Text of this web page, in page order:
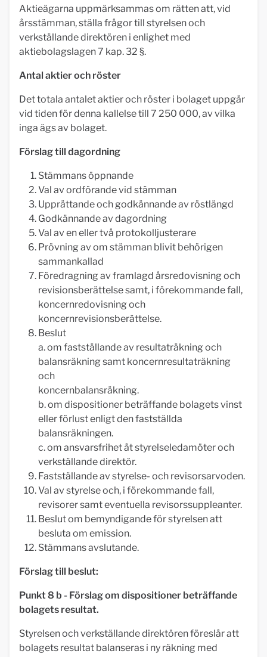
Aktieägarna uppmärksammas om rätten att, vid
årsstämman, ställa frågor till styrelsen och
verkställande direktören i enlighet med
aktiebolagslagen 7 kap. 32 §.
Antal aktier och röster
Det totala antalet aktier och röster i bolaget uppgår
vid tiden för denna kallelse till 7 250 000, av vilka
inga ägs av bolaget.
Förslag till dagordning
Stämmans öppnande
Val av ordförande vid stämman
Upprättande och godkännande av röstlängd
Godkännande av dagordning
Val av en eller två protokolljusterare
Prövning av om stämman blivit behörigen
sammankallad
Föredragning av framlagd årsredovisning och
revisionsberättelse samt, i förekommande fall,
koncernredovisning och
koncernrevisionsberättelse.
Beslut
a. om fastställande av resultaträkning och
balansräkning samt koncernresultaträkning
och
koncernbalansräkning.
b. om dispositioner beträffande bolagets vinst
eller förlust enligt den fastställda
balansräkningen.
c. om ansvarsfrihet åt styrelseledamöter och
verkställande direktör.
Fastställande av styrelse- och revisorsarvoden.
Val av styrelse och, i förekommande fall,
revisorer samt eventuella revisorssuppleanter.
Beslut om bemyndigande för styrelsen att
besluta om emission.
Stämmans avslutande.
Förslag till beslut:
Punkt 8 b - Förslag om dispositioner beträffande
bolagets resultat.
Styrelsen och verkställande direktören föreslår att
bolagets resultat balanseras i ny räkning med